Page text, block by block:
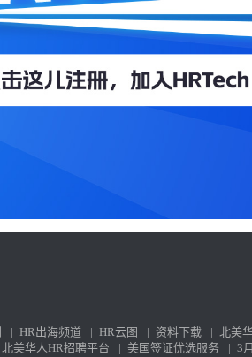
| HR出海频道 | HR云图 | 资料下载 | 北美
北美华人HR招聘平台 | 美国签证优选服务 | 3